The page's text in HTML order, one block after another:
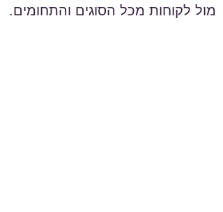
מול לקוחות מכל הסוגים והתחומים.